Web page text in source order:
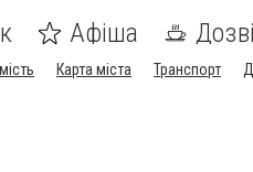
Афіша
Карта міста Транспорт